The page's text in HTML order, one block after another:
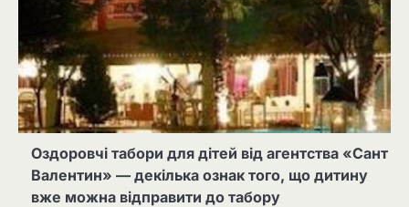
Оздоровчі табори для дітей від агентства «Сант
Валентин» — декілька ознак того, що дитину
вже можна відправити до табору